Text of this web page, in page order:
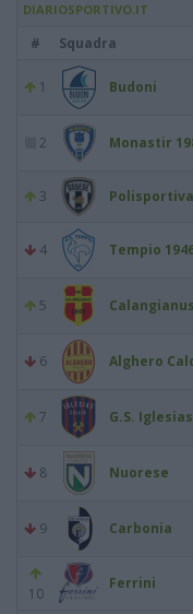
DIARIOSPORTIVO.IT
#
Squadra
1 Budoni
2 Monastir
3
4 Tempio
5 Calangianus
6 Alghero
7 G.S.
8 Nuorese
9 Carbonia
10
Ferrini